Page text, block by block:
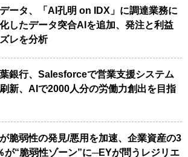
ータ、「AI孔明 on IDX」に調達業務に
したデータ突合AIを追加、発注と利益
レを分析
銀行、Salesforceで営業支援システム
新、AIで2000人分の労働力創出を目指
脆弱性の発見/悪用を加速、企業資産の3
が“脆弱性ゾーン”に─EYが問うレジリエ